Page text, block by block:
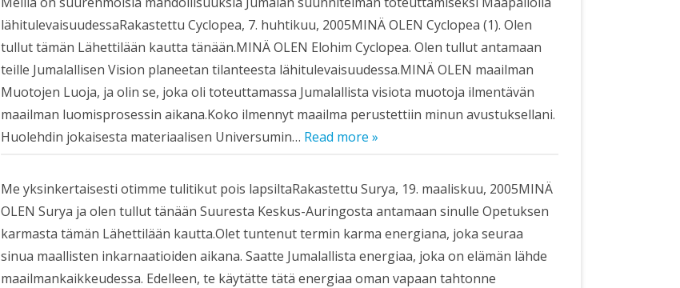
lähitulevaisuudessaRakastettu Cyclopea, 7. huhtikuu, 2005MINÄ OLEN Cyclopea (1). Olen
tullut tämän Lähettilään kautta tänään.MINÄ OLEN Elohim Cyclopea. Olen tullut antamaan
teille Jumalallisen Vision planeetan tilanteesta lähitulevaisuudessa.MINÄ OLEN maailman
Muotojen Luoja, ja olin se, joka oli toteuttamassa Jumalallista visiota muotoja ilmentävän
maailman luomisprosessin aikana.Koko ilmennyt maailma perustettiin minun avustuksellani.
Huolehdin jokaisesta materiaalisen Universumin… Read more »
Me yksinkertaisesti otimme tulitikut pois lapsiltaRakastettu Surya, 19. maaliskuu, 2005MINÄ
OLEN Surya ja olen tullut tänään Suuresta Keskus-Auringosta antamaan sinulle Opetuksen
karmasta tämän Lähettilään kautta.Olet tuntenut termin karma energiana, joka seuraa
sinua maallisten inkarnaatioiden aikana. Saatte Jumalallista energiaa, joka on elämän lähde
maailmankaikkeudessa. Edelleen, te käytätte tätä energiaa oman vapaan tahtonne